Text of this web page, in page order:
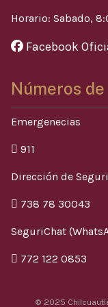
Horario: Sabado,
Facebook
Números
Emergenecias
911
Dirección de
738 78 30043
SeguriChat
772 122 0853
© 2025